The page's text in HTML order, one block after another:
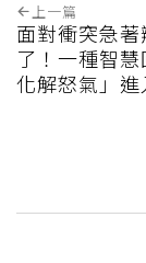
上一篇
面對衝突急
了！一種智
化解怒氣」